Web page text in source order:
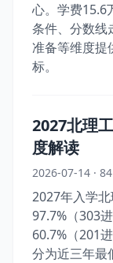
心。学费15.6
条件、分数线
准备等维度提
标。
2027北理
度解读
2026-07-14 ·
2027年入学
97.7%（303
60.7%（201
分为近三年最